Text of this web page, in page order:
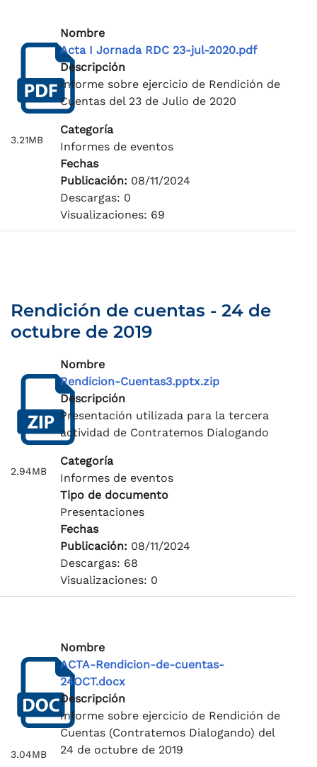
3.21MB
Nombre
Acta I Jornada RDC 23-jul-2020.pdf
Descripción
Informe sobre ejercicio de Rendición de
Cuentas del 23 de Julio de 2020
Categoría
Informes de eventos
Fechas
Publicación: 08/11/2024
Descargas: 0
Visualizaciones: 69
Rendición de cuentas - 24 de
octubre de 2019
2.94MB
Nombre
Rendicion-Cuentas3.pptx.zip
Descripción
Presentación utilizada para la tercera
actividad de Contratemos Dialogando
Categoría
Informes de eventos
Tipo de documento
Presentaciones
Fechas
Publicación: 08/11/2024
Descargas: 68
Visualizaciones: 0
3.04MB
Nombre
ACTA-Rendicion-de-cuentas-
24OCT.docx
Descripción
Informe sobre ejercicio de Rendición de
Cuentas (Contratemos Dialogando) del
24 de octubre de 2019